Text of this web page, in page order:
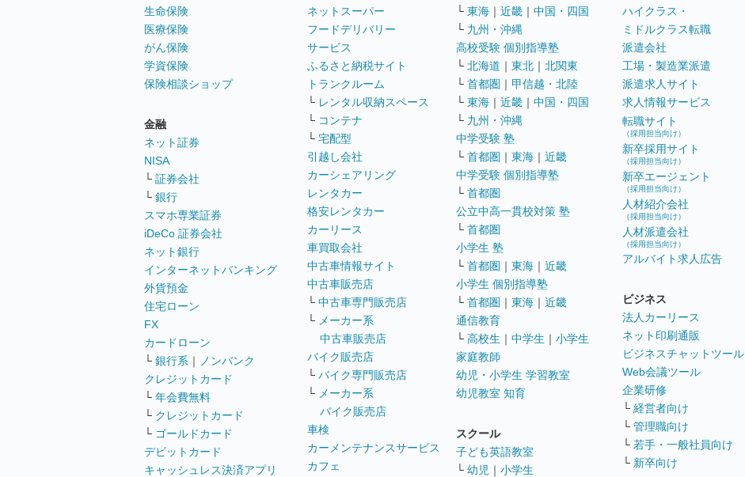
生命保険
医療保険
がん保険
学資保険
保険相談ショップ
金融
ネット証券
NISA
└ 証券会社
└ 銀行
スマホ専業証券
iDeCo 証券会社
ネット銀行
インターネットバンキング
外貨預金
住宅ローン
FX
カードローン
└ 銀行系 ｜
ノンバンク
クレジットカード
└ 年会費無料
└ クレジットカード
└ ゴールドカード
デビットカード
キャッシュレス決済アプリ
ネットスーパー
フードデリバリー
サービス
ふるさと納税サイト
トランクルーム
└ レンタル収納スペース
└ コンテナ
└ 宅配型
引越し会社
カーシェアリング
レンタカー
格安レンタカー
カーリース
車買取会社
中古車情報サイト
中古車販売店
└ 中古車専門販売店
└ メーカー系
中古車販売店
バイク販売店
└ バイク専門販売店
└ メーカー系
バイク販売店
車検
カーメンテナンスサービス
カフェ
└ 東海 ｜ 近畿 ｜ 中国・四国
└ 九州・沖縄
高校受験 個別指導塾
└ 北海道 ｜ 東北 ｜ 北関東
└ 首都圏 ｜ 甲信越・北陸
└ 東海 ｜ 近畿 ｜ 中国・四国
└ 九州・沖縄
中学受験 塾
└ 首都圏 ｜ 東海 ｜ 近畿
中学受験 個別指導塾
└ 首都圏
公立中高一貫校対策 塾
└ 首都圏
小学生 塾
└ 首都圏 ｜ 東海 ｜ 近畿
小学生 個別指導塾
└ 首都圏 ｜ 東海 ｜ 近畿
通信教育
└ 高校生 ｜ 中学生 ｜ 小学生
家庭教師
幼児・小学生 学習教室
幼児教室 知育
スクール
子ども英語教室
└ 幼児 ｜ 小学生
ハイクラス・
ミドルクラス転職
派遣会社
工場・製造業派遣
派遣求人サイト
求人情報サービス
転職サイト
（採用担当向け）
新卒採用サイト
（採用担当向け）
新卒エージェント
（採用担当向け）
人材紹介会社
（採用担当向け）
人材派遣会社
（採用担当向け）
アルバイト求人広告
ビジネス
法人カーリース
ネット印刷通販
ビジネスチャットツール
Web会議ツール
企業研修
└ 経営者向け
└ 管理職向け
└ 若手・一般社員向け
└ 新卒向け